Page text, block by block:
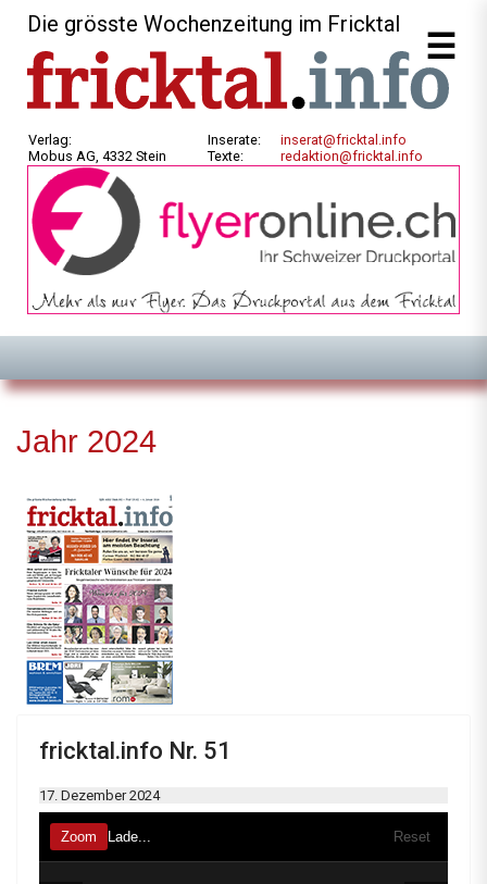
Die grösste Wochenzeitung im Fricktal
Verlag:
Mobus AG, 4332 Stein
Inserate:
Texte:
inserat@fricktal.info
redaktion@fricktal.info
Jahr 2024
fricktal.info Nr. 51
17. Dezember 2024